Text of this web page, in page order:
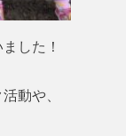
した！
動や、